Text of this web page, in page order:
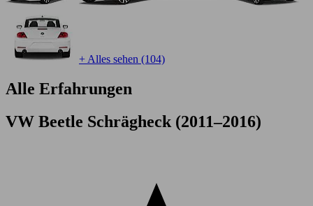
+ Alles sehen (104)
Alle Erfahrungen
VW Beetle Schrägheck (2011–2016)